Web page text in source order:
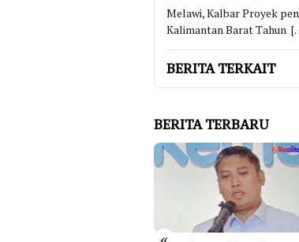
Melawi, Kalbar Proyek
Kalimantan Barat Tahun
BERITA TERKAIT
BERITA TERBARU